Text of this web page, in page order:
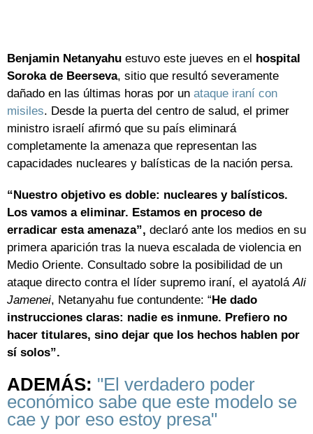
Benjamin Netanyahu estuvo este jueves en el hospital
Soroka de Beerseva, sitio que resultó severamente
dañado en las últimas horas por un ataque iraní con
misiles. Desde la puerta del centro de salud, el primer
ministro israelí afirmó que su país eliminará
completamente la amenaza que representan las
capacidades nucleares y balísticas de la nación persa.
“Nuestro objetivo es doble: nucleares y balísticos.
Los vamos a eliminar. Estamos en proceso de
erradicar esta amenaza”, declaró ante los medios en su
primera aparición tras la nueva escalada de violencia en
Medio Oriente. Consultado sobre la posibilidad de un
ataque directo contra el líder supremo iraní, el ayatoláAli
Jamenei, Netanyahu fue contundente: “He dado
instrucciones claras: nadie es inmune. Prefiero no
hacer titulares, sino dejar que los hechos hablen por
sí solos”.
ADEMÁS: "El verdadero poder
económico sabe que este modelo se
cae y por eso estoy presa"